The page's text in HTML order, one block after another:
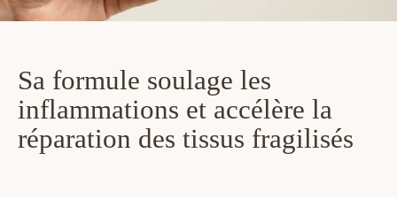
Sa formule soulage les
inflammations et accélère la
réparation des tissus fragilisés